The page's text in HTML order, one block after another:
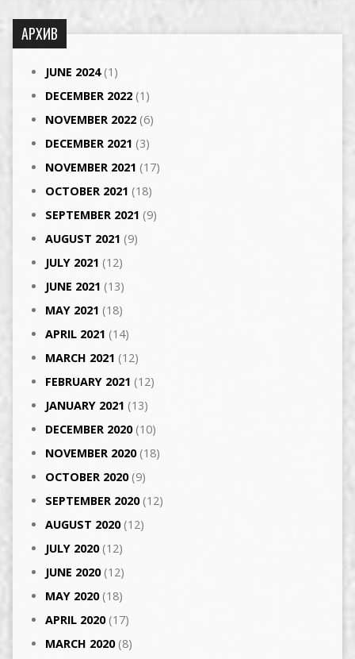
АРХИВ
JUNE 2024(1)
DECEMBER 2022 (1)
NOVEMBER 2022 (6)
DECEMBER 2021 (3)
NOVEMBER 2021 (17)
OCTOBER 2021 (18)
SEPTEMBER 2021 (9)
AUGUST 2021 (9)
JULY 2021 (12)
JUNE 2021 (13)
MAY 2021 (18)
APRIL 2021 (14)
MARCH 2021 (12)
FEBRUARY 2021 (12)
JANUARY 2021 (13)
DECEMBER 2020(10)
NOVEMBER 2020(18)
OCTOBER 2020(9)
SEPTEMBER 2020(12)
AUGUST 2020(12)
JULY 2020(12)
JUNE 2020(12)
MAY 2020(18)
APRIL 2020(17)
MARCH 2020(8)